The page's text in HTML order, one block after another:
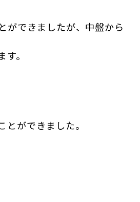
ができましたが、中盤から
。
ができました。